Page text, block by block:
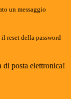
un messaggio
reset della password
di posta elettronica!